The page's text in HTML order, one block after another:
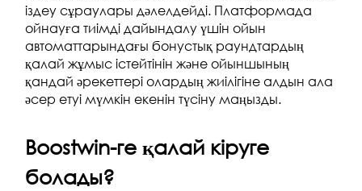
іздеу сұраулары дәлелдейді. Платформада
ойнауға тиімді дайындалу үшін ойын
автоматтарындағы бонустық раундтардың
қалай жұмыс істейтінін және ойыншының
қандай әрекеттері олардың жиілігіне алдын ала
әсер етуі мүмкін екенін түсіну маңызды.
Boostwin-ге қалай кіруге
болады?